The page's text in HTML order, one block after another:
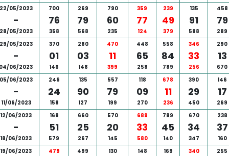
05/2023
-
05/2023
700
76
358
269
79
568
790
60
235
359
77
124
239
49
379
135
91
588
458
79
289
05/2023
-
06/2023
370
01
146
280
03
148
470
11
399
448
65
258
558
84
789
346
33
256
290
13
670
06/2023
-
11/06/2023
246
24
158
135
90
127
557
79
199
118
09
270
678
11
236
390
29
450
146
17
269
12/06/2023
-
18/06/2023
168
51
579
660
25
267
570
20
145
689
33
580
789
45
140
670
34
347
238
37
160
19/06/2023
479 499 130 148 169 340 255